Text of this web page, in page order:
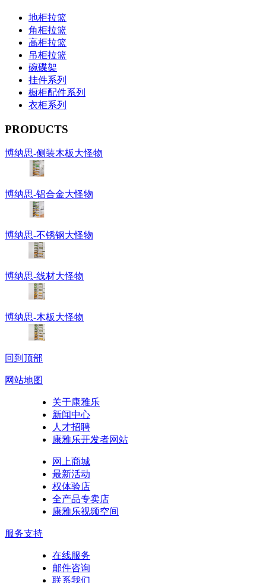
地柜拉篮
角柜拉篮
高柜拉篮
吊柜拉篮
碗碟架
挂件系列
橱柜配件系列
衣柜系列
PRODUCTS
博纳思-侧装木板大怪物
博纳思-铝合金大怪物
博纳思-不锈钢大怪物
博纳思-线材大怪物
博纳思-木板大怪物
回到顶部
网站地图
关于康雅乐
新闻中心
人才招聘
康雅乐开发者网站
网上商城
最新活动
权体验店
全产品专卖店
康雅乐视频空间
服务支持
在线服务
邮件咨询
联系我们